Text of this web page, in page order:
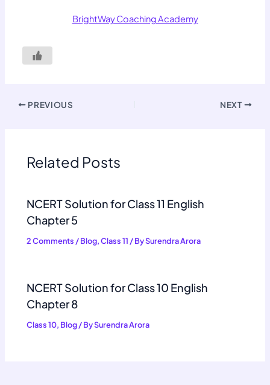
BrightWay Coaching Academy
PREVIOUS NEXT
Related Posts
NCERT Solution for Class 11 English
Chapter 5
2 Comments /Blog,Class 11 / BySurendra Arora
NCERT Solution for Class 10 English
Chapter 8
Class 10, Blog/ BySurendra Arora